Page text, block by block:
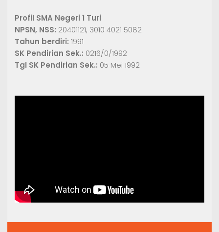
Profil SMA Negeri 1 Turi
NPSN, NSS: 20401121, 3010 4021 5082
Tahun berdiri: 1991
SK Pendirian Sek.: 0216/0/1992
Tgl SK Pendirian Sek.: 05 Mei 1992